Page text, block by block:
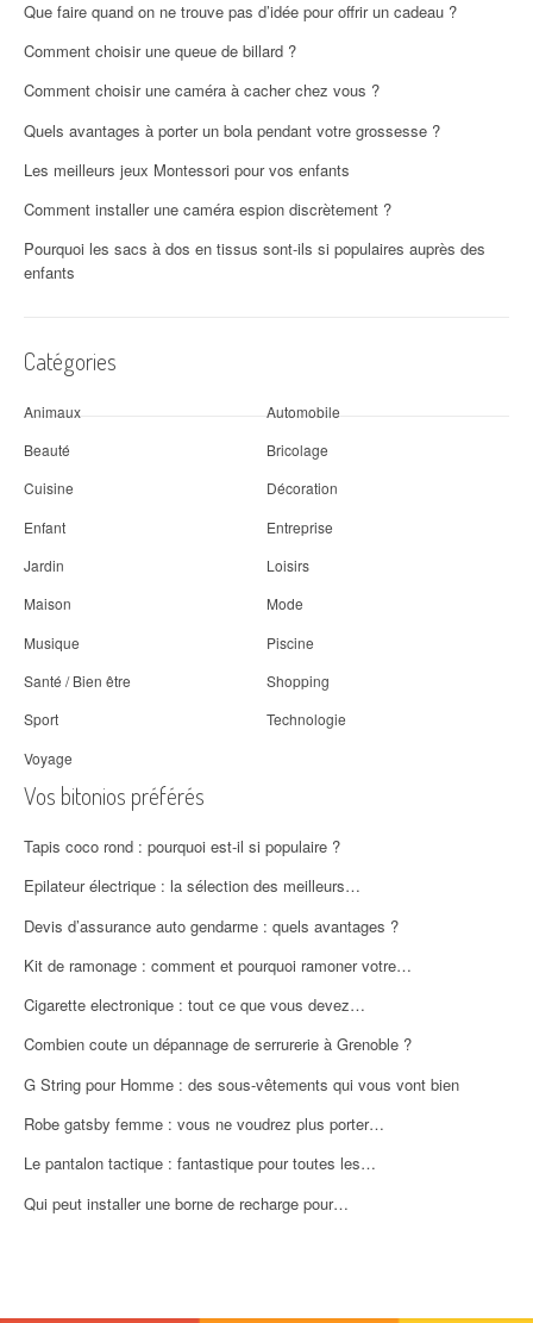
Que faire quand on ne trouve pas d’idée pour offrir un cadeau ?
Comment choisir une queue de billard ?
Comment choisir une caméra à cacher chez vous ?
Quels avantages à porter un bola pendant votre grossesse ?
Les meilleurs jeux Montessori pour vos enfants
Comment installer une caméra espion discrètement ?
Pourquoi les sacs à dos en tissus sont-ils si populaires auprès des
enfants
Catégories
Animaux
Automobile
Beauté
Bricolage
Cuisine
Décoration
Enfant
Entreprise
Jardin
Loisirs
Maison
Mode
Musique
Piscine
Santé / Bien être
Shopping
Sport
Technologie
Voyage
Vos bitonios préférés
Tapis coco rond : pourquoi est-il si populaire ?
Epilateur électrique : la sélection des meilleurs…
Devis d’assurance auto gendarme : quels avantages ?
Kit de ramonage : comment et pourquoi ramoner votre…
Cigarette electronique : tout ce que vous devez…
Combien coute un dépannage de serrurerie à Grenoble ?
G String pour Homme : des sous-vêtements qui vous vont bien
Robe gatsby femme : vous ne voudrez plus porter…
Le pantalon tactique : fantastique pour toutes les…
Qui peut installer une borne de recharge pour…